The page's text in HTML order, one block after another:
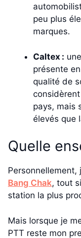
peu plus
marques.
Caltex :
présente
qualité de
pays, mais
élevés que
Quelle
Personnellement,
Bang Chak, tout
station la plus
Mais lorsque je
PTT reste mon